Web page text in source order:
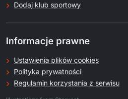
Dodaj klub sportowy
Informacje prawne
Ustawienia plików cookies
Polityka prywatności
Regulamin korzystania z serwisu